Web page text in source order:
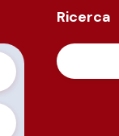
Ricerca